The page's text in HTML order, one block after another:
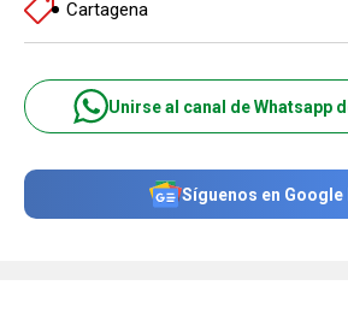
Cartagena
Unirse al canal de Whatsapp
Síguenos en Google